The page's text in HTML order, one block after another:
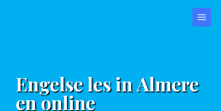
Main
Engelse les in Almere
en online